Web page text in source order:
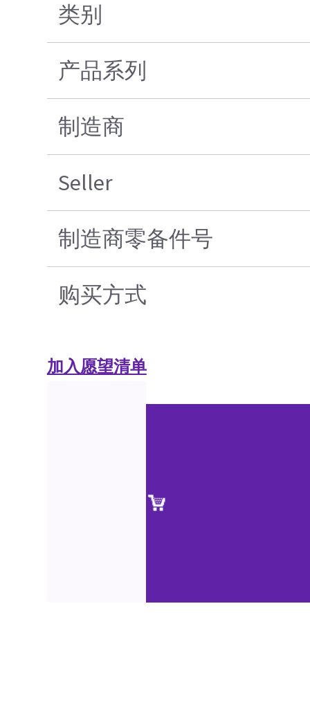
类别
产品系列
制造商
Seller
制造商零备件号
购买方式
加入愿望清单